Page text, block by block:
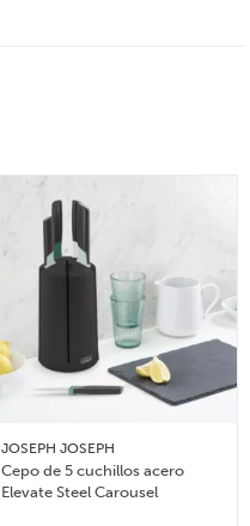
JOSEPH JOSEPH
Cepo de 5 cuchillos acero
Elevate Steel Carousel